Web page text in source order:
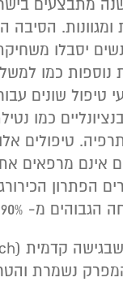
מתבצעים
נוספות כמו
טיפול שונים
כמו
טיפולים
אינם מרפאים
הפתרון
הגבוהים מ- 90%.
נשמרת